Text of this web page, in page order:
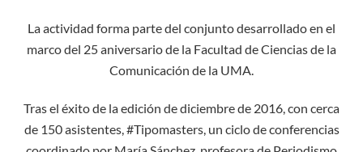
La actividad forma parte del conjunto desarrollado en el
marco del 25 aniversario de la Facultad de Ciencias de la
Comunicación de la UMA.
Tras el éxito de la edición de diciembre de 2016, con cerca
de 150 asistentes, #Tipomasters, un ciclo de conferencias